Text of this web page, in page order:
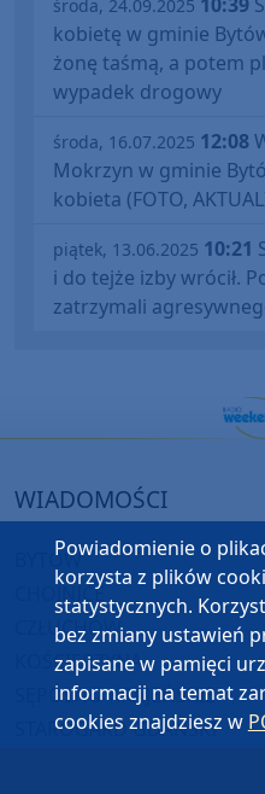
środa, 24.09.2025
kobietę w gminie
żonę taśmą, a potem
wypadek drogowy
środa, 16.07.2025 12:08
Mokrzyn w gminie
kobieta (FOTO,
piątek, 13.06.2025 10:21
i do tejże izby wrócił.
zatrzymali
WIADOMOŚCI
BYTÓW
CHOJNICE
CZŁUCHÓW
KOŚCIERZYNA
SĘPÓLNO KRAJEŃSKIE
STAROGARD GDAŃSKI
Powiadomienie o
korzysta z plików
statystycznych.
bez zmiany ustawień
zapisane w pamięci
informacji na temat
cookies znajdziesz w